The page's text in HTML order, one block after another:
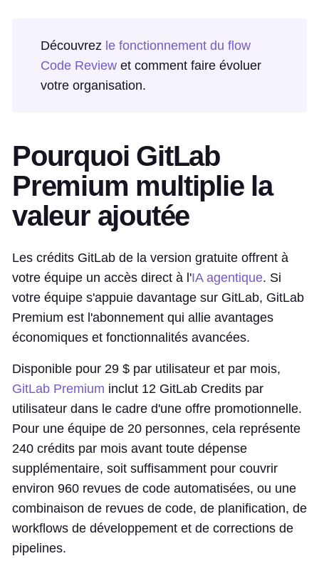
Découvrez le fonctionnement du flow
Code Review et comment faire évoluer
votre organisation.
Pourquoi GitLab
Premium multiplie la
valeur ajoutée
Les crédits GitLab de la version gratuite offrent à
votre équipe un accès direct à l'IA agentique. Si
votre équipe s'appuie davantage sur GitLab, GitLab
Premium est l'abonnement qui allie avantages
économiques et fonctionnalités avancées.
Disponible pour 29 $ par utilisateur et par mois,
GitLab Premium inclut 12 GitLab Credits par
utilisateur dans le cadre d'une offre promotionnelle.
Pour une équipe de 20 personnes, cela représente
240 crédits par mois avant toute dépense
supplémentaire, soit suffisamment pour couvrir
environ 960 revues de code automatisées, ou une
combinaison de revues de code, de planification, de
workflows de développement et de corrections de
pipelines.